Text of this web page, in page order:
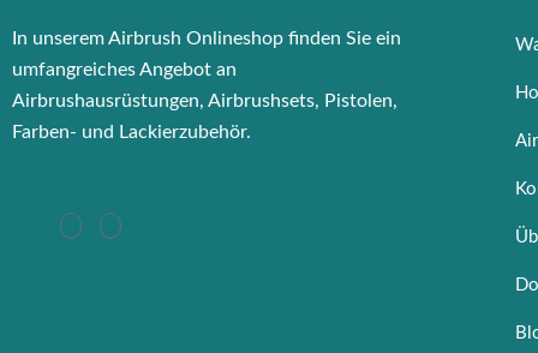
In unserem Airbrush Onlineshop finden Sie ein
umfangreiches Angebot an
Airbrushausrüstungen, Airbrushsets, Pistolen,
Farben- und Lackierzubehör.